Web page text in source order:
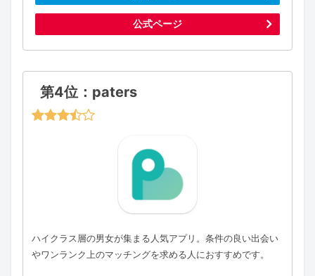
公式ページ
第4位：paters
ハイクラス層の男女が集まる人気アプリ。条件の良い出会い
やワンランク上のマッチングを求める人におすすめです。